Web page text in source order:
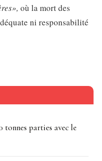
où la mort des
ni responsabilité
tonnes parties avec le